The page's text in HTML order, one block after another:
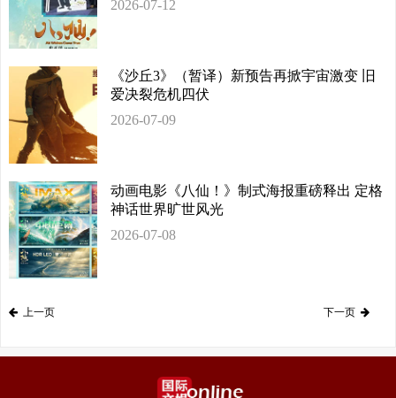
2026-07-12
《沙丘3》（暂译）新预告再掀宇宙激变 旧
爱决裂危机四伏
2026-07-09
动画电影《八仙！》制式海报重磅释出 定格
神话世界旷世风光
2026-07-08
上一页 下一页